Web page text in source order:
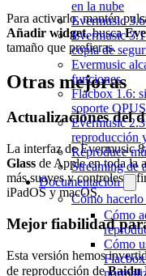
en la nube
Evermusic
Evermusic
copia de
Evermusic
funciones
Flacbox 1.6:
soporte OPUS
Evermusic
reproducción
Reproduce
Streaming de
Documentación
Cómo hacerlo
Cómo
Cómo
Para activarlo, mantén
Añadir widget, busca
tamaño que prefieras.
Otras mejoras
Actualizaciones del
La interfaz de Evermusic
Glass de Apple en toda la
más suaves y controles
iPadOS y macOS.
Mejor fiabilidad
Esta versión hemos
de reproducción deBaidu